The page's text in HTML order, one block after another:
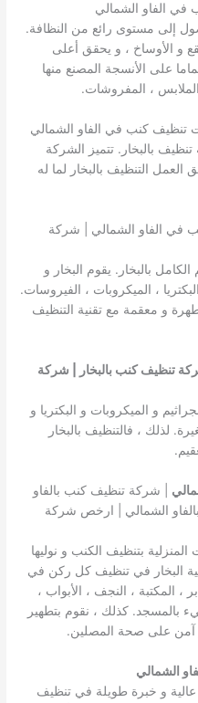
الفاو الشمالي
إلى مستوى رائع من النظافة.
و الأوساخ ، و يحقق أعلى
على الأنسجة المصنع منها
، المفروشات.
تنظيف كنب في الفاو الشمالي
بالبخار. تتميز الشركة
التنظيف بالبخار لما له
في الفاو الشمالي | شركة
بالبخار. يقوم البخار و
، الميكروبات ، الفيروسات.
و معقمة مع تقنية التنظيف
تنظيف كنب بالبخار | شركة
و الميكروبات و البكتريا و
لذلك ، فالتنظيف بالبخار
| شركة تنظيف كنب بالفاو
الشمالي | ارخص شركة
بتنظيف الكنب و نوليها
البخار في تنظيف كل ركن في
، المكتبة ، النجف ، الأبواب ،
بالمسجد. كذلك ، نقوم بتطهير
آمن على صحة المصلين.
الشمالي
و خبرة طويلة في تنظيف